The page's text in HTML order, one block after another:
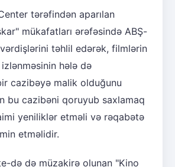
tərəfindən aparılan
mükafatları ərəfəsində ABŞ-
təhlil edərək, filmlərin
hələ də
cazibəyə malik olduğunu
bu cazibəni qoruyub saxlamaq
yeniliklər etməli və rəqabətə
etməlidir.
də də müzakirə olunan "Kino